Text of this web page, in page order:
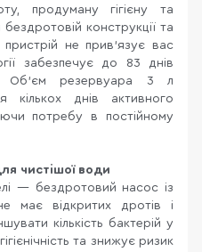
продуману гігієну та
конструкції та
не прив’язує вас
забезпечує до 83 днів
Об’єм резервуара 3 л
кількох днів активного
потребу в постійному
чистішої води
— бездротовий насос із
має відкритих дротів і
кількість бактерій у
та знижує ризик